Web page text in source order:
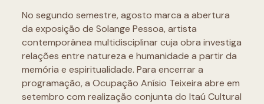
No segundo semestre, agosto marca a abertura
da exposição de Solange Pessoa, artista
contemporânea multidisciplinar cuja obra investiga
relações entre natureza e humanidade a partir da
memória e espiritualidade. Para encerrar a
programação, a Ocupação Anísio Teixeira abre em
setembro com realização conjunta do Itaú Cultural